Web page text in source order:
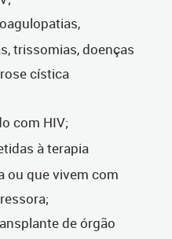
trissomias, doenças
cística
com HIV;
à terapia
ou que vivem com
de órgão